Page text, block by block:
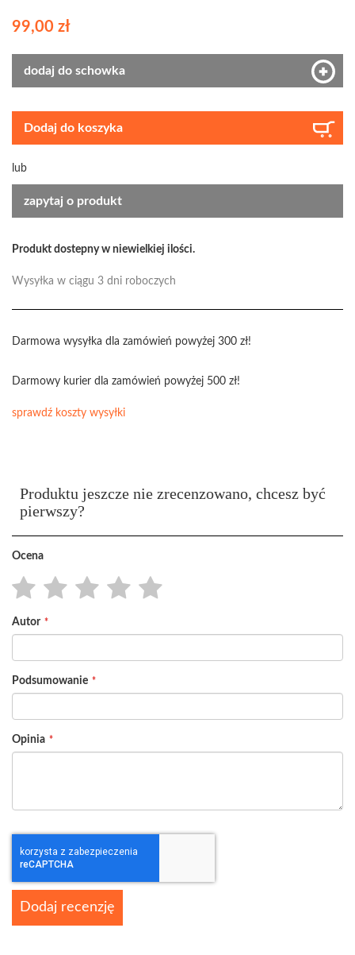
99,00 zł
dodaj do schowka
Dodaj do koszyka
lub
zapytaj o produkt
Produkt dostepny w niewielkiej ilości.
Wysyłka w ciągu 3 dni roboczych
Darmowa wysyłka dla zamówień powyżej 300 zł!
Darmowy kurier dla zamówień powyżej 500 zł!
sprawdź koszty wysyłki
Produktu jeszcze nie zrecenzowano, chcesz być
pierwszy?
Ocena
star
stars
stars
stars
stars
Autor
Podsumowanie
Opinia
Dodaj recenzję